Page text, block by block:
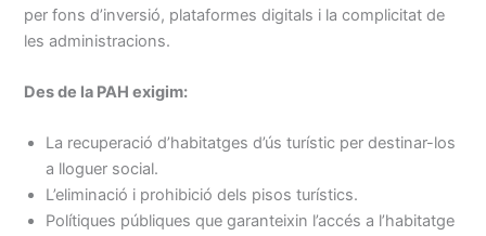
per fons d’inversió, plataformes digitals i la complicitat de
les administracions.
Des de la PAH exigim:
La recuperació d’habitatges d’ús turístic per destinar-los
a lloguer social.
L’eliminació i prohibició dels pisos turístics.
Polítiques públiques que garanteixin l’accés a l’habitatge